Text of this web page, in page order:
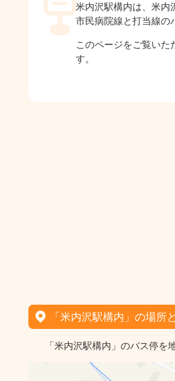
米内沢駅構内は、米内
市民病院線と打当線の
このページをご覧い
す。
「米内沢駅構内」の場所
「米内沢駅構内」のバス停